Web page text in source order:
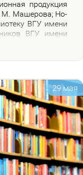
про­дук­ция
М. Ма­ше­ро­ва; Но­
ВГУ име­ни
ВГУ име­ни
29 мая